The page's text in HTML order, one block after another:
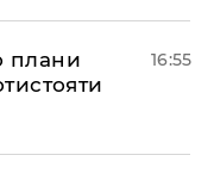
плани
16:55